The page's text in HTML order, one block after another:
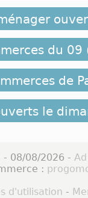
du 09
de
le
08/08/2026 -
:
d'utilisation -